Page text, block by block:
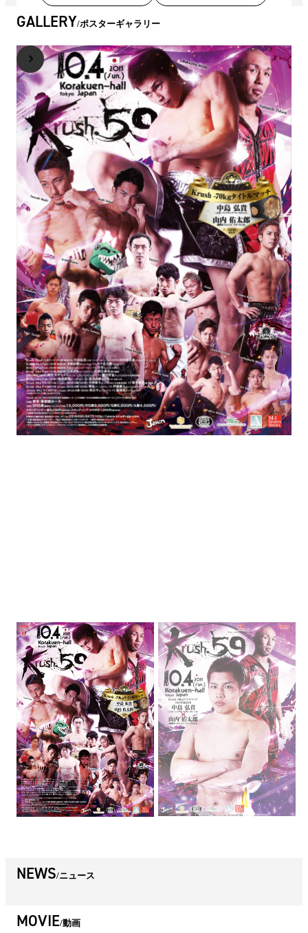
GALLERY ポスターギャラリー
NEWS ニュース
MOVIE 動画